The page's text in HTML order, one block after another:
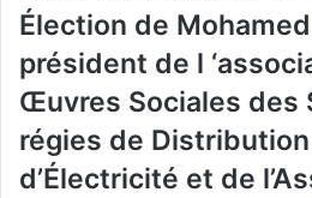
Élection de
président de l
Œuvres Sociales des
régies de Distribution
d’Électricité et de